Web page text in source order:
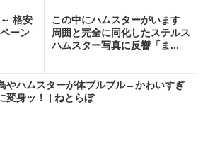
格安
ーン
この中にハムスターがいます
周囲と完全に同化したステルス
ハムスター写真に反響「ま...
やハムスターが体ブルブル→かわいすぎ
変身ッ！ | ねとらぼ